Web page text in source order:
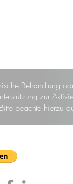
Behandlung
zur
beachte hierzu